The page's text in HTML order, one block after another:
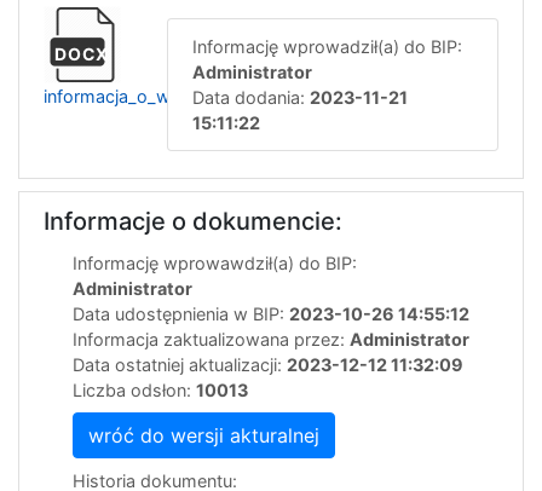
DOCX
informacja_o_wyborze_i_uniewaznieniu_21_11
Informację wprowadził(a) do BIP:
Administrator
Data dodania: 2023-11-21
15:11:22
Informacje o dokumencie:
Informację wprowawdził(a) do BIP:
Administrator
Data udostępnienia w BIP: 2023-10-26 14:55:12
Informacja zaktualizowana przez: Administrator
Data ostatniej aktualizacji: 2023-12-12 11:32:09
Liczba odsłon: 10013
wróć do wersji akturalnej
Historia dokumentu: